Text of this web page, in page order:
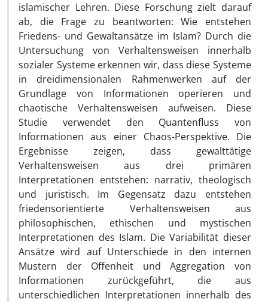
islamischer Lehren. Diese Forschung zielt darauf
ab, die Frage zu beantworten: Wie entstehen
Friedens- und Gewaltansätze im Islam? Durch die
Untersuchung von Verhaltensweisen innerhalb
sozialer Systeme erkennen wir, dass diese Systeme
in dreidimensionalen Rahmenwerken auf der
Grundlage von Informationen operieren und
chaotische Verhaltensweisen aufweisen. Diese
Studie verwendet den Quantenfluss von
Informationen aus einer Chaos-Perspektive. Die
Ergebnisse zeigen, dass gewalttätige
Verhaltensweisen aus drei primären
Interpretationen entstehen: narrativ, theologisch
und juristisch. Im Gegensatz dazu entstehen
friedensorientierte Verhaltensweisen aus
philosophischen, ethischen und mystischen
Interpretationen des Islam. Die Variabilität dieser
Ansätze wird auf Unterschiede in den internen
Mustern der Offenheit und Aggregation von
Informationen zurückgeführt, die aus
unterschiedlichen Interpretationen innerhalb des